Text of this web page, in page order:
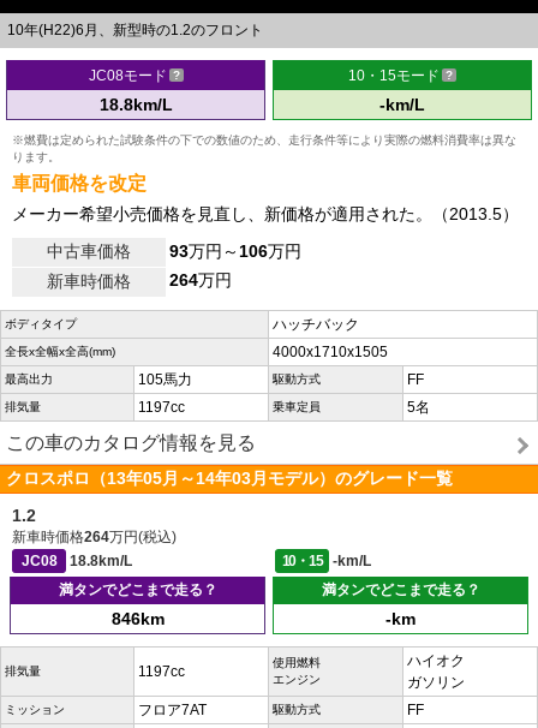
10年(H22)6月、新型時の1.2のフロント
JC08モード
18.8km/L
10・15モード
-km/L
※燃費は定められた試験条件の下での数値のため、走行条件等により実際の燃料消費率は異な
ります。
車両価格を改定
メーカー希望小売価格を見直し、新価格が適用された。（2013.5）
中古車価格
93万円～106万円
新車時価格
264万円
ボディタイプ ハッチバック
全長x全幅x全高(mm) 4000x1710x1505
最高出力 105馬力 駆動方式 FF
排気量 1197cc 乗車定員 5名
この車のカタログ情報を見る
クロスポロ（13年05月～14年03月モデル）のグレード一覧
1.2
新車時価格264万円(税込)
JC08
18.8km/L 10・15
-km/L
満タンでどこまで走る？
846km
満タンでどこまで走る？
-km
排気量 1197cc
使用燃料
エンジン
ハイオク
ガソリン
ミッション フロア7AT 駆動方式 FF